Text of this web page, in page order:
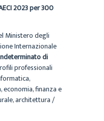
2023 per 300
Ministero degli
Internazionale
di
professionali
finanza e
architettura /